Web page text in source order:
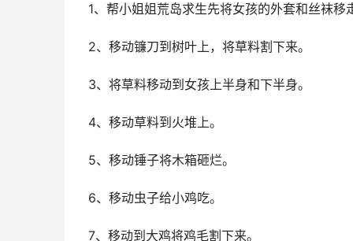
1、帮小姐姐荒岛求生先将女孩的外套和丝袜移
2、移动镰刀到树叶上，将草料割下来。
3、将草料移动到女孩上半身和下半身。
4、移动草料到火堆上。
5、移动锤子将木箱砸烂。
6、移动虫子给小鸡吃。
7、移动到大鸡将鸡毛割下来。